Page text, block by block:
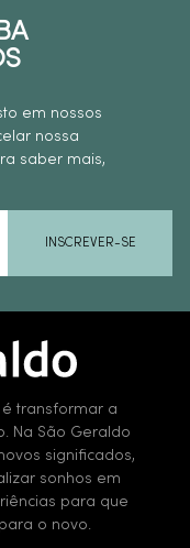
em nossos
nossa
saber mais,
INSCREVER-SE
é transformar a
Na São Geraldo
significados,
sonhos em
para que
o novo.